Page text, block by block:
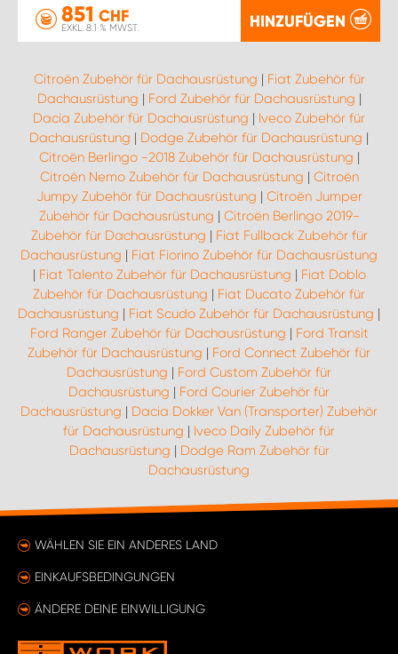
851 CHF
EXKL. 8.1 % MWST. HINZUFÜGEN
Citroën Zubehör für Dachausrüstung | Fiat Zubehör für
Dachausrüstung | Ford Zubehör für Dachausrüstung |
Dacia Zubehör für Dachausrüstung | Iveco Zubehör für
Dachausrüstung | Dodge Zubehör für Dachausrüstung |
Citroën Berlingo -2018 Zubehör für Dachausrüstung |
Citroën Nemo Zubehör für Dachausrüstung | Citroën
Jumpy Zubehör für Dachausrüstung | Citroën Jumper
Zubehör für Dachausrüstung | Citroën Berlingo 2019-
Zubehör für Dachausrüstung | Fiat Fullback Zubehör für
Dachausrüstung | Fiat Fiorino Zubehör für Dachausrüstung
| Fiat Talento Zubehör für Dachausrüstung | Fiat Doblo
Zubehör für Dachausrüstung | Fiat Ducato Zubehör für
Dachausrüstung | Fiat Scudo Zubehör für Dachausrüstung |
Ford Ranger Zubehör für Dachausrüstung | Ford Transit
Zubehör für Dachausrüstung | Ford Connect Zubehör für
Dachausrüstung | Ford Custom Zubehör für
Dachausrüstung | Ford Courier Zubehör für
Dachausrüstung | Dacia Dokker Van (Transporter) Zubehör
für Dachausrüstung | Iveco Daily Zubehör für
Dachausrüstung | Dodge Ram Zubehör für
Dachausrüstung
WÄHLEN SIE EIN ANDERES LAND
EINKAUFSBEDINGUNGEN
ÄNDERE DEINE EINWILLIGUNG